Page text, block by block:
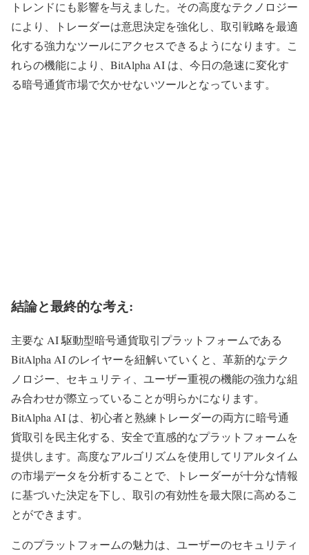
トレンドにも影響を与えました。その高度なテクノロジー
により、トレーダーは意思決定を強化し、取引戦略を最適
化する強力なツールにアクセスできるようになります。こ
れらの機能により、BitAlpha AI は、今日の急速に変化す
る暗号通貨市場で欠かせないツールとなっています。
結論と最終的な考え:
主要な AI 駆動型暗号通貨取引プラットフォームである
BitAlpha AI のレイヤーを紐解いていくと、革新的なテク
ノロジー、セキュリティ、ユーザー重視の機能の強力な組
み合わせが際立っていることが明らかになります。
BitAlpha AI は、初心者と熟練トレーダーの両方に暗号通
貨取引を民主化する、安全で直感的なプラットフォームを
提供します。高度なアルゴリズムを使用してリアルタイム
の市場データを分析することで、トレーダーが十分な情報
に基づいた決定を下し、取​​引の有効性を最大限に高めるこ
とができます。
このプラットフォームの魅力は、ユーザーのセキュリティ